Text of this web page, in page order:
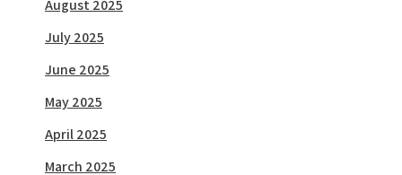
August 2025
July 2025
June 2025
May 2025
April 2025
March 2025